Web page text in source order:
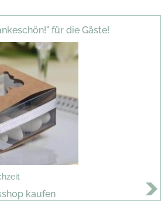
für die Gäste!
kaufen